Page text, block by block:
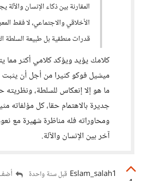
المقارنة بين ذكاء الإنسان
الأخلاقي والاجتماعي، لا فقط
قدرات منطقية بل طبيعة السلطة
كلامك يؤيد ويؤكد كلامي أكثر مما
ميشيل فوكو كثيرا من أجل أن يثبت
ما هو إلا إنعكاس للسلطة، ونظريته
جديرة بالاهتمام حقا، كل مؤلفاته
ومحاوراته فله مناظرة شهيرة مع
آخر بين الإنسان والآلة.
Eslam_salah1 قبل سنة واحدة